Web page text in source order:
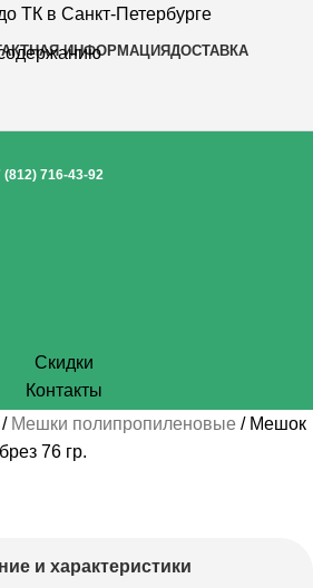
ТК в Санкт-Петербурге
ИНФОРМАЦИЯДОСТАВКА
(812) 716-43-92
Скидки
Контакты
Мешки полипропиленовые
Мешок
76 гр.
и характеристики